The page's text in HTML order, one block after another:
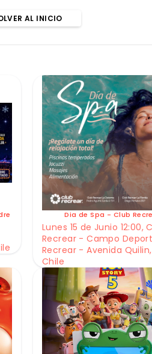
AL INICIO
Dia de Spa - Club
Lunes 15 de Junio 12:00,
Recrear - Campo
Recrear - Avenida
Chile